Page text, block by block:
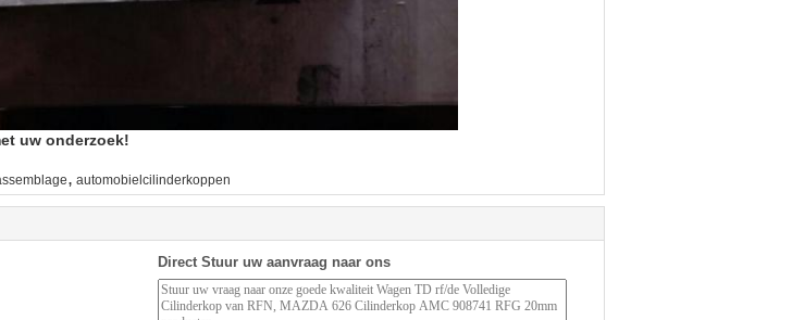
uw onderzoek!
, automobielcilinderkoppen
Direct Stuur uw aanvraag naar ons